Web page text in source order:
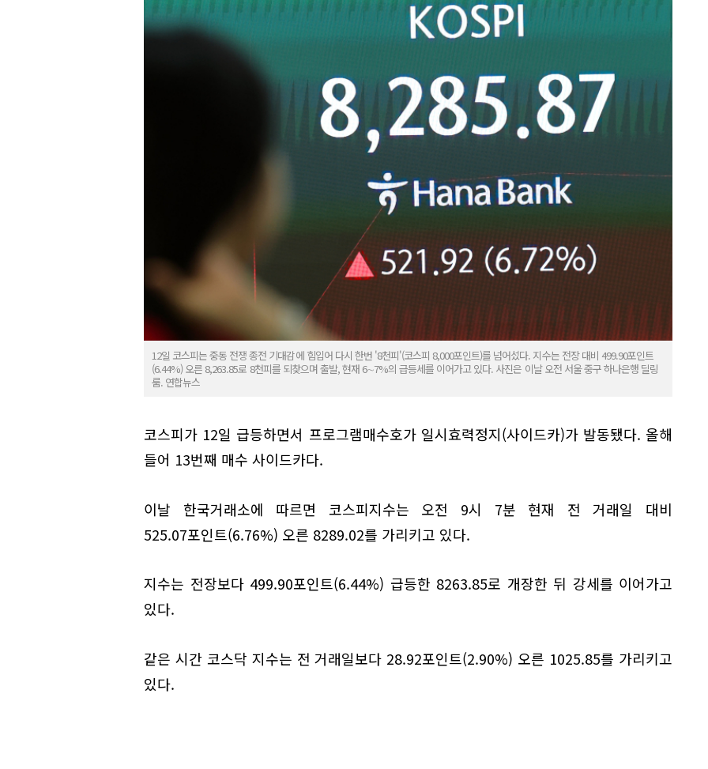
12일 코스피는 중동 전쟁 종전 기대감에 힘입어 다시 한번 '8천피'(코스피 8,000포인트)를 넘어섰다. 지수는 전장 대비 499.90포인트
(6.44%) 오른 8,263.85로 8천피를 되찾으며 출발, 현재 6∼7%의 급등세를 이어가고 있다. 사진은 이날 오전 서울 중구 하나은행 딜링
룸. 연합뉴스
코스피가 12일 급등하면서 프로그램매수호가 일시효력정지(사이드카)가 발동됐다. 올해
들어 13번째 매수 사이드카다.
이날 한국거래소에 따르면 코스피지수는 오전 9시 7분 현재 전 거래일 대비
525.07포인트(6.76%) 오른 8289.02를 가리키고 있다.
지수는 전장보다 499.90포인트(6.44%) 급등한 8263.85로 개장한 뒤 강세를 이어가고
있다.
같은 시간 코스닥 지수는 전 거래일보다 28.92포인트(2.90%) 오른 1025.85를 가리키고
있다.